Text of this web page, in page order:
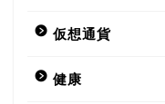
仮想通貨
健康